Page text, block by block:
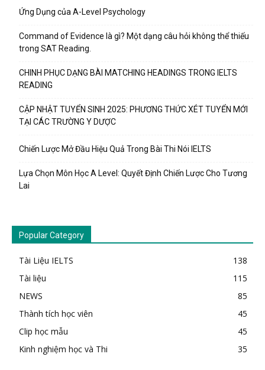
Ứng Dụng của A-Level Psychology
Command of Evidence là gì? Một dạng câu hỏi không thể thiếu
trong SAT Reading.
CHINH PHỤC DẠNG BÀI MATCHING HEADINGS TRONG IELTS
READING
CẬP NHẬT TUYỂN SINH 2025: PHƯƠNG THỨC XÉT TUYỂN MỚI
TẠI CÁC TRƯỜNG Y DƯỢC
Chiến Lược Mở Đầu Hiệu Quả Trong Bài Thi Nói IELTS
Lựa Chọn Môn Học A Level: Quyết Định Chiến Lược Cho Tương
Lai
Popular Category
Tài Liệu IELTS
138
Tài liệu
115
NEWS
85
Thành tích học viên
45
Clip học mẫu
45
Kinh nghiệm học và Thi
35